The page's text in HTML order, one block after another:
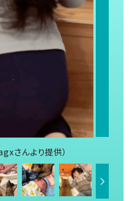
さんより提供）